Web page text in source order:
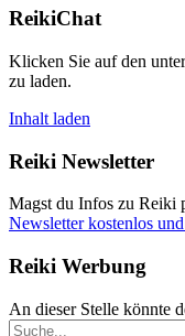
ReikiChat
Klicken Sie auf den
zu laden.
Inhalt laden
Reiki Newsletter
Magst du Infos zu Reiki
Newsletter kostenlos
Reiki Werbung
An dieser Stelle könnte